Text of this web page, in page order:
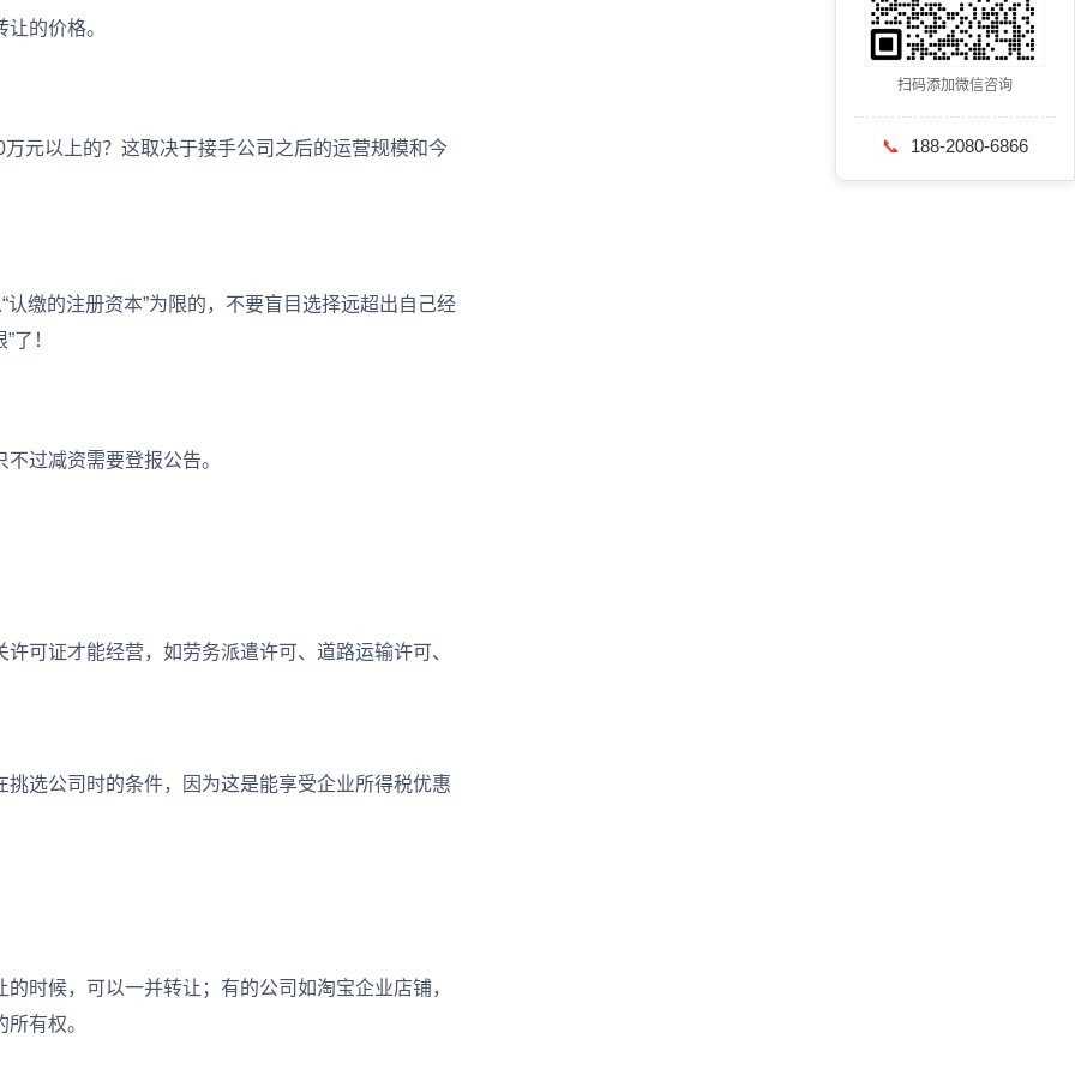
的价格。
以上的？这取决于接手公司之后的运营规模和今
的注册资本”为限的，不要盲目选择远超出自己经
了！
过减资需要登报公告。
证才能经营，如劳务派遣许可、道路运输许可、
公司时的条件，因为这是能享受企业所得税优惠
候，可以一并转让；有的公司如淘宝企业店铺，
有权。
扫码添加微信咨询
📞 188-2080-6866